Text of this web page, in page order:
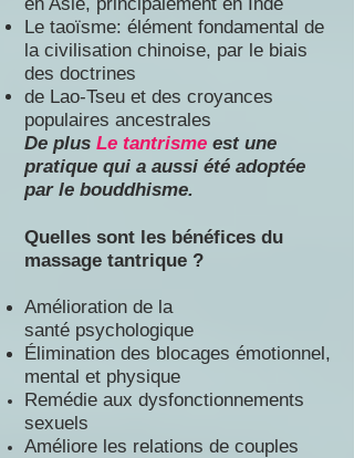
Le taoïsme: élément fondamental de
la civilisation chinoise, par le biais
des doctrines
de Lao-Tseu et des croyances
populaires ancestrales
De plus Le tantrisme est une
pratique qui a aussi été adoptée
par le bouddhisme.
Quelles sont les bénéfices du
massage tantrique ?
Amélioration de la
santé psychologique
Élimination des blocages émotionnel,
mental et physique
Remédie aux dysfonctionnements
sexuels
Améliore les relations de couples